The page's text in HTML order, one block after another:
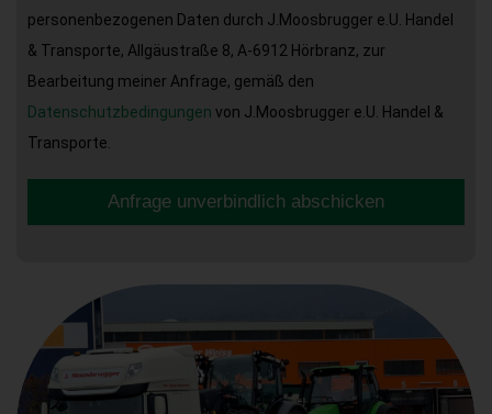
personenbezogenen Daten durch J.Moosbrugger e.U. Handel
& Transporte, Allgäustraße 8, A-6912 Hörbranz, zur
Bearbeitung meiner Anfrage, gemäß den
Datenschutzbedingungen von J.Moosbrugger e.U. Handel &
Transporte.
Anfrage unverbindlich abschicken